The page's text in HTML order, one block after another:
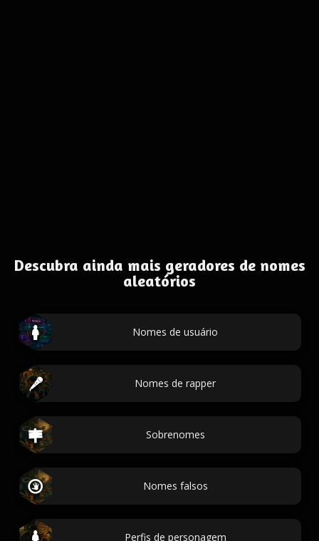
Descubra ainda mais geradores de nomes
aleatórios
Nomes de usuário
Nomes de rapper
Sobrenomes
Nomes falsos
Perfis de personagem